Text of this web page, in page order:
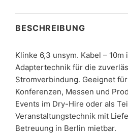
BESCHREIBUNG
Klinke 6,3 unsym. Kabel –
Adaptertechnik für die
Stromverbindung. Geeignet
Konferenzen, Messen und
Events im Dry-Hire oder als
Veranstaltungstechnik mit
Betreuung in Berlin mietbar.